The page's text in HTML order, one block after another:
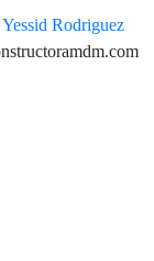
Yessid Rodriguez